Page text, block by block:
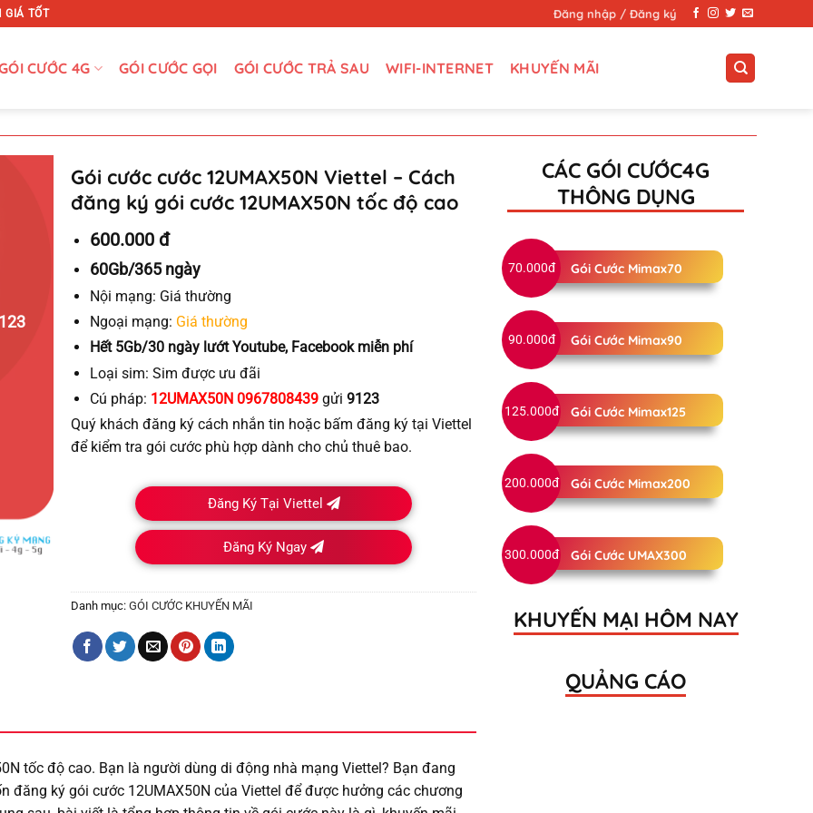
GIÁ TỐT Đăng nhập / Đăng ký
CƯỚC 4G GÓI CƯỚC GỌI GÓI CƯỚC TRẢ SAU WIFI-INTERNET KHUYẾN MÃI
Gói cước cước 12UMAX50N Viettel – Cách
đăng ký gói cước 12UMAX50N tốc độ cao
600.000 đ
60Gb/365 ngày
Nội mạng: Giá thường
Ngoại mạng: Giá thường
Hết 5Gb/30 ngày lướt Youtube, Facebook miễn phí
Loại sim:Sim được ưu đãi
Cú pháp: 12UMAX50N 0967808439 gửi9123
Quý khách đăng ký cách nhắn tin hoặc bấm đăng ký tại Viettel
để kiểm tra gói cước phù hợp dành cho chủ thuê bao.
Đăng Ký Tại Viettel
Đăng Ký Ngay
Danh mục:GÓI CƯỚC KHUYẾN MÃI
tốc độ cao. Bạn là người dùng di động nhà mạng Viettel? Bạn đang
đăng ký gói cước 12UMAX50N của Viettel để được hưởng các chương
CÁC GÓI CƯỚC4G
THÔNG DỤNG
70.000đ Gói Cước Mimax70
90.000đ Gói Cước Mimax90
125.000đ Gói Cước Mimax125
200.000đ Gói Cước Mimax200
300.000đ Gói Cước UMAX300
KHUYẾN MẠI HÔM NAY
QUẢNG CÁO